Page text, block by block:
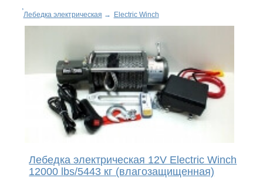
Лебедка электрическая → Electric Winch
Лебедка электрическая 12V Electric Winch
12000 lbs/5443 кг (влагозащищенная)